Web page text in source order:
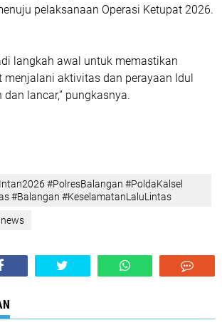
pelaksanaan Operasi Ketupat 2026.
langkah awal untuk memastikan
menjalani aktivitas dan perayaan Idul
lancar,” pungkasnya.
#PolresBalangan #PoldaKalsel
#Balangan #KeselamatanLaluLintas
news